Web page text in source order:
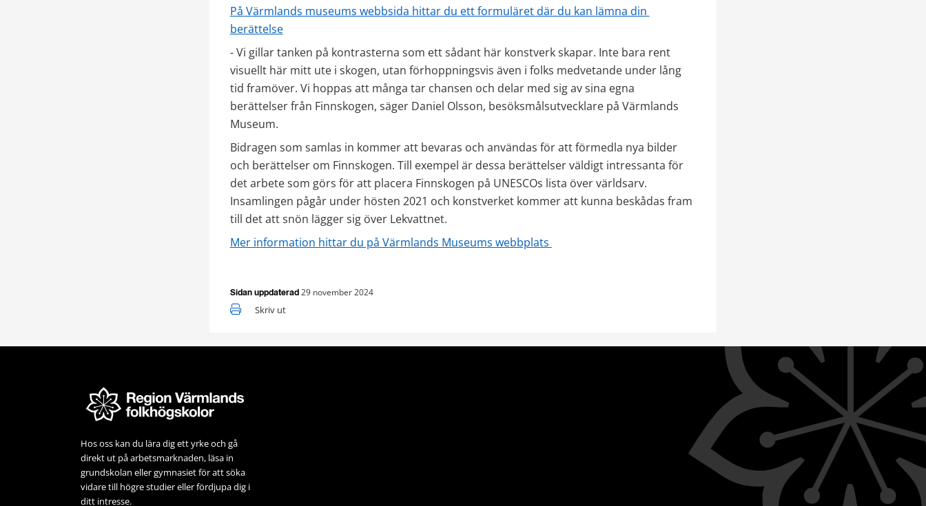
På Värmlands museums webbsida hittar du ett formuläret där du kan lämna din
berättelse
- Vi gillar tanken på kontrasterna som ett sådant här konstverk skapar. Inte bara rent
visuellt här mitt ute i skogen, utan förhoppningsvis även i folks medvetande under lång
tid framöver. Vi hoppas att många tar chansen och delar med sig av sina egna
berättelser från Finnskogen, säger Daniel Olsson, besöksmålsutvecklare på Värmlands
Museum.
Bidragen som samlas in kommer att bevaras och användas för att förmedla nya bilder
och berättelser om Finnskogen. Till exempel är dessa berättelser väldigt intressanta för
det arbete som görs för att placera Finnskogen på UNESCOs lista över världsarv.
Insamlingen pågår under hösten 2021 och konstverket kommer att kunna beskådas fram
till det att snön lägger sig över Lekvattnet.
Mer information hittar du på Värmlands Museums webbplats
Sidan uppdaterad 29 november 2024
Skriv ut
Hos oss kan du lära dig ett yrke och gå
direkt ut på arbets­marknaden, läsa in
grundskolan eller gymnasiet för att söka
vidare till högre studier eller fördjupa dig i
ditt intresse.